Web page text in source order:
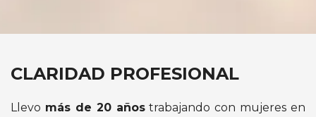
CLARIDAD PROFESIONAL
Llevo más de 20 añostrabajando con mujeres en